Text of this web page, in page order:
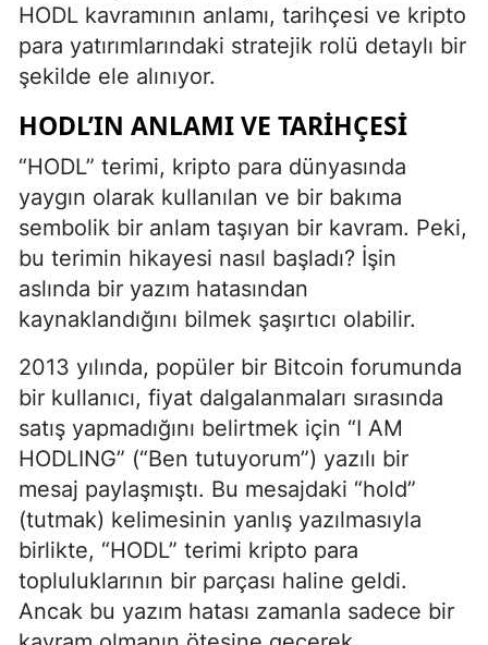
HODL kavramının anlamı, tarihçesi ve kripto
para yatırımlarındaki stratejik rolü detaylı bir
şekilde ele alınıyor.
HODL’IN ANLAMI VE TARIHÇESI
“HODL” terimi, kripto para dünyasında
yaygın olarak kullanılan ve bir bakıma
sembolik bir anlam taşıyan bir kavram. Peki,
bu terimin hikayesi nasıl başladı? İşin
aslında bir yazım hatasından
kaynaklandığını bilmek şaşırtıcı olabilir.
2013 yılında, popüler bir Bitcoin forumunda
bir kullanıcı, fiyat dalgalanmaları sırasında
satış yapmadığını belirtmek için “I AM
HODLING” (“Ben tutuyorum”) yazılı bir
mesaj paylaşmıştı. Bu mesajdaki “hold”
(tutmak) kelimesinin yanlış yazılmasıyla
birlikte, “HODL” terimi kripto para
topluluklarının bir parçası haline geldi.
Ancak bu yazım hatası zamanla sadece bir